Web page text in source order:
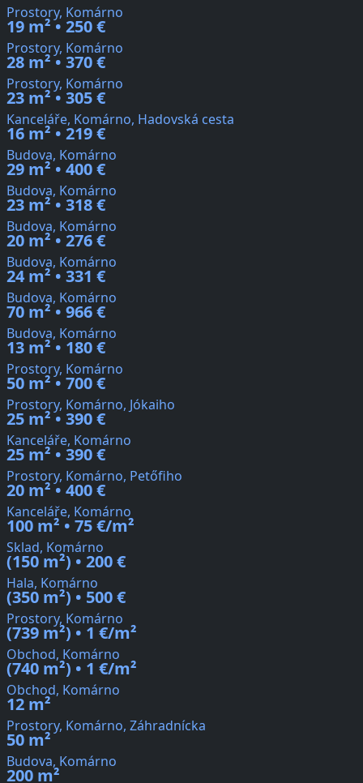
Prostory, Komárno
19 m² • 250 €
Prostory, Komárno
28 m² • 370 €
Prostory, Komárno
23 m² • 305 €
Kanceláře, Komárno, Hadovská cesta
16 m² • 219 €
Budova, Komárno
29 m² • 400 €
Budova, Komárno
23 m² • 318 €
Budova, Komárno
20 m² • 276 €
Budova, Komárno
24 m² • 331 €
Budova, Komárno
70 m² • 966 €
Budova, Komárno
13 m² • 180 €
Prostory, Komárno
50 m² • 700 €
Prostory, Komárno, Jókaiho
25 m² • 390 €
Kanceláře, Komárno
25 m² • 390 €
Prostory, Komárno, Petőfiho
20 m² • 400 €
Kanceláře, Komárno
100 m² • 75 €/m²
Sklad, Komárno
(150 m²) • 200 €
Hala, Komárno
(350 m²) • 500 €
Prostory, Komárno
(739 m²) • 1 €/m²
Obchod, Komárno
(740 m²) • 1 €/m²
Obchod, Komárno
12 m²
Prostory, Komárno, Záhradnícka
50 m²
Budova, Komárno
200 m²